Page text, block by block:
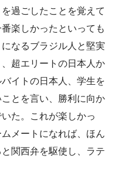
過ごしたことを覚えて
楽しかったといっても
なるブラジル人と堅実
超エリートの日本人か
イトの日本人、学生を
とを言い、勝利に向か
た。これが楽しかっ
メートになれば、ほん
関西弁を駆使し、ラテ